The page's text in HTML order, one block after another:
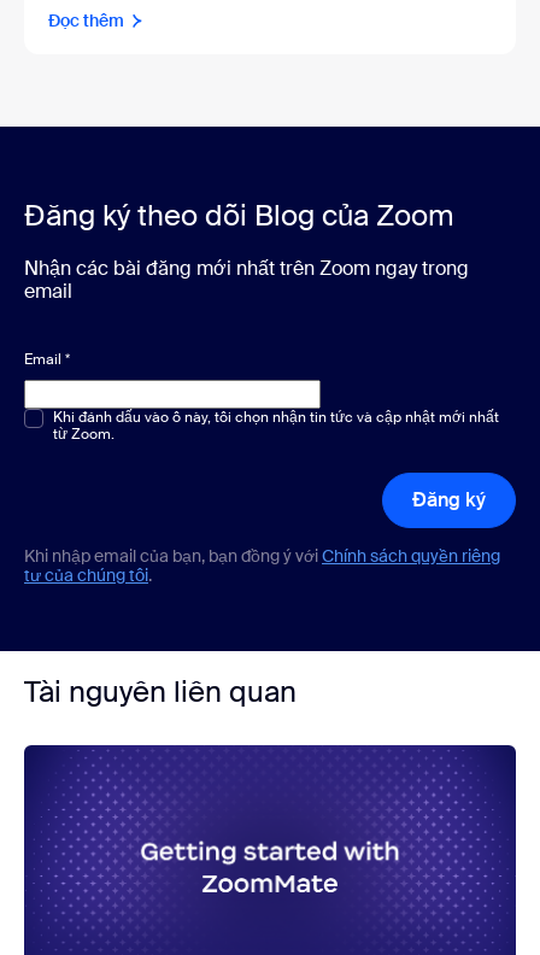
Đọc thêm
Đăng ký theo dõi Blog của Zoom
Nhận các bài đăng mới nhất trên Zoom ngay trong
email
Email *
Chọn một hoặc nhiều phương án*
Khi đánh dấu vào ô này, tôi chọn nhận tin tức và cập nhật mới nhất
từ Zoom.
Đăng ký
Khi nhập email của bạn, bạn đồng ý vớiChính sách quyền riêng
tư của chúng tôi.
Tài nguyên liên quan